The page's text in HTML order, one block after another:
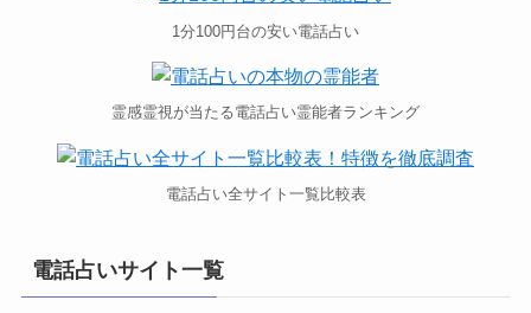
1分100円台の安い電話占い
霊感霊視が当たる電話占い霊能者ランキング
電話占い全サイト一覧比較表
電話占いサイト一覧